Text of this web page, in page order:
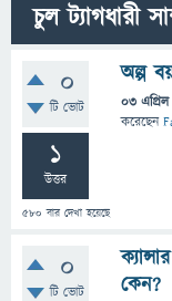
চুল ট্যাগধারী
0
টি ভোট
1
উত্তর
580 বার দেখা হয়েছে
অল্প
03
করেছেন
0
টি ভোট
কেন?